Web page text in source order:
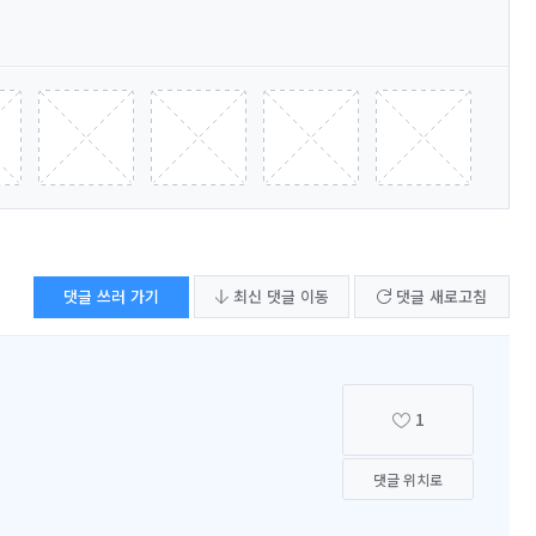
댓글 쓰러 가기 최신 댓글 이동 댓글 새로고침
1
댓글 위치로